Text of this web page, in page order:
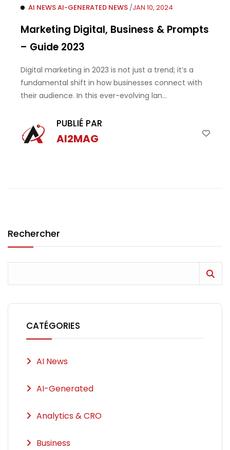
AI NEWSAI-GENERATED NEWS /JAN 10, 2024
Marketing Digital, Business & Prompts
– Guide 2023
Digital marketing in 2023 is not just a trend; it’s a
fundamental shift in how businesses connect with
their audience. In this ever-evolving lan...
PUBLIÉ PAR
AI2MAG
Rechercher
CATÉGORIES
AI News
AI-Generated
Analytics & CRO
Business